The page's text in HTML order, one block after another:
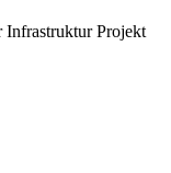
Infrastruktur Projekt